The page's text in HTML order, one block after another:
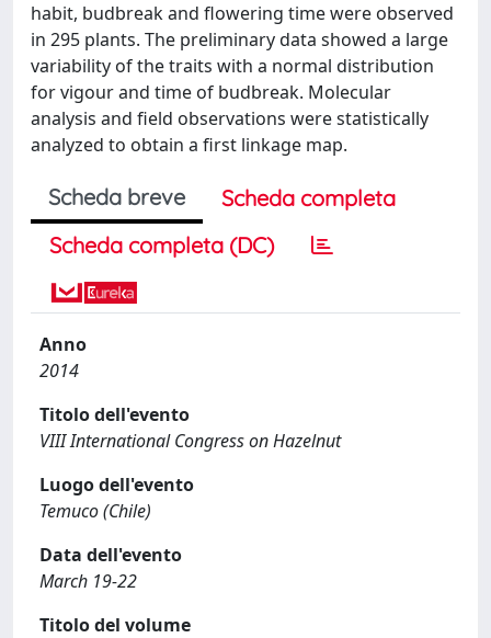
habit, budbreak and flowering time were observed
in 295 plants. The preliminary data showed a large
variability of the traits with a normal distribution
for vigour and time of budbreak. Molecular
analysis and field observations were statistically
analyzed to obtain a first linkage map.
Scheda breve
Scheda completa
Scheda completa (DC)
Anno
2014
Titolo dell'evento
VIII International Congress on Hazelnut
Luogo dell'evento
Temuco (Chile)
Data dell'evento
March 19-22
Titolo del volume